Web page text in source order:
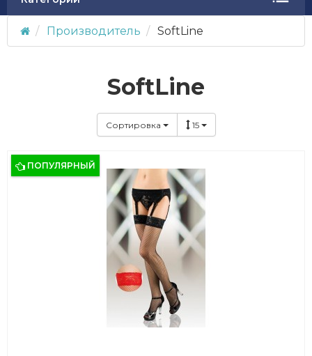
Производитель SoftLine
SoftLine
Сортировка 15
ПОПУЛЯРНЫЙ